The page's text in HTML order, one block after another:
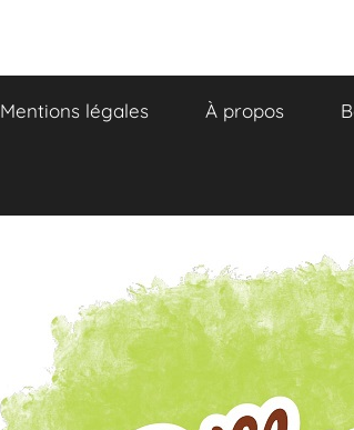
Mentions légales À propos